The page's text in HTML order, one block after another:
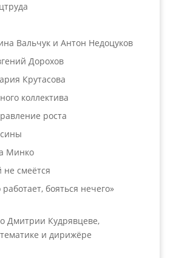
Вальчук и Антон Недоцуков
Дорохов
Крутасова
коллектива
роста
Минко
не смеётся
бояться нечего»
Дмитрии Кудрявцеве,
и дирижёре